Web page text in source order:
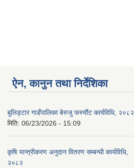
ऐन, कानुन तथा निर्देशिका
बुलिड्टार गाडँपालिका बेरुजु फस्यौंट कार्यविधि, २०८२
मिति: 06/23/2026 - 15:09
कृषि यान्त्रीकरण अनुदान वितरण सम्बन्धी कार्यविधि,
२०८२